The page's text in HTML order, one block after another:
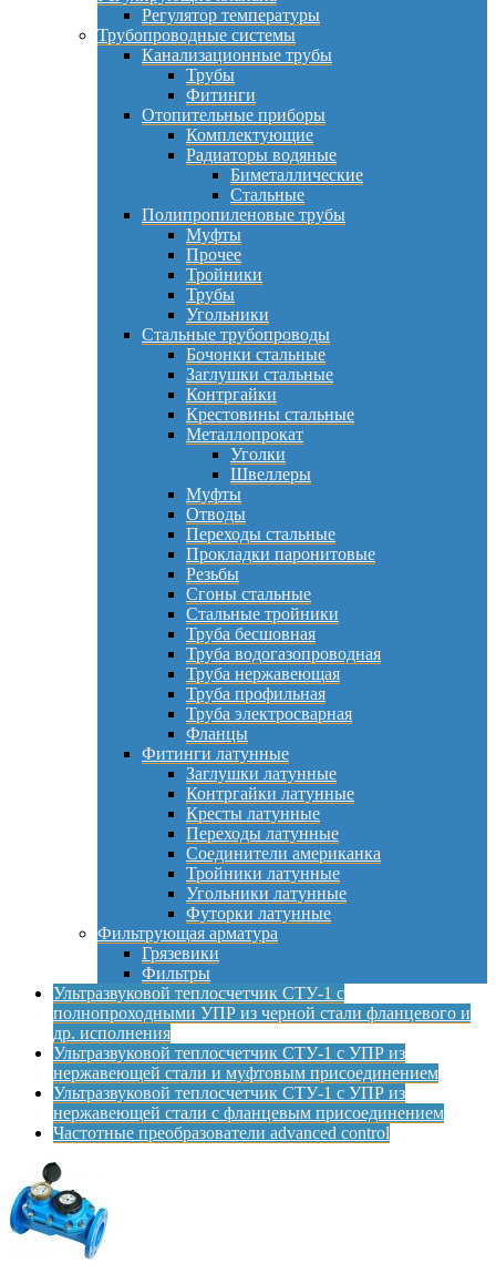
Регулятор температуры
Трубопроводные системы
Канализационные трубы
Трубы
Фитинги
Отопительные приборы
Комплектующие
Радиаторы водяные
Биметаллические
Стальные
Полипропиленовые трубы
Муфты
Прочее
Тройники
Трубы
Угольники
Стальные трубопроводы
Бочонки стальные
Заглушки стальные
Контргайки
Крестовины стальные
Металлопрокат
Уголки
Швеллеры
Муфты
Отводы
Переходы стальные
Прокладки паронитовые
Резьбы
Сгоны стальные
Стальные тройники
Труба бесшовная
Труба водогазопроводная
Труба нержавеющая
Труба профильная
Труба электросварная
Фланцы
Фитинги латунные
Заглушки латунные
Контргайки латунные
Кресты латунные
Переходы латунные
Соединители американка
Тройники латунные
Угольники латунные
Футорки латунные
Фильтрующая арматура
Грязевики
Фильтры
Ультразвуковой теплосчетчик СТУ-1 с
полнопроходными УПР из черной стали фланцевого и
др. исполнения
Ультразвуковой теплосчетчик СТУ-1 с УПР из
нержавеющей стали и муфтовым присоединением
Ультразвуковой теплосчетчик СТУ-1 с УПР из
нержавеющей стали с фланцевым присоединением
Частотные преобразователи advanced control